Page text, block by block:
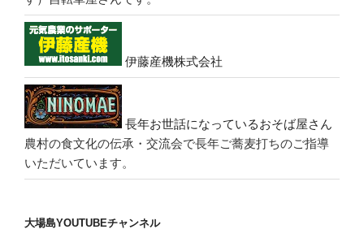
伊藤産機株式会社
長年お世話になっているおそば屋さん
農村の食文化の伝承・交流会で長年ご蕎麦打ちのご指導
いただいています。
大場島YOUTUBEチャンネル